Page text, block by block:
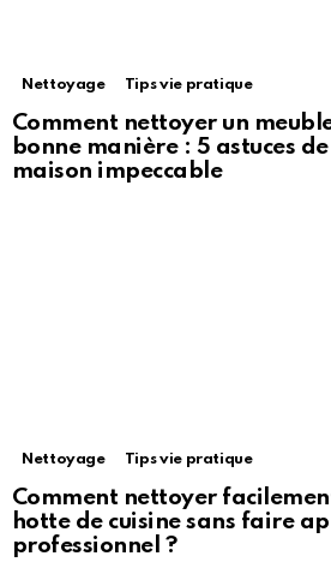
Nettoyage Tips vie pratique
Comment nettoyer un
bonne manière : 5 astuces
maison impeccable
Nettoyage Tips vie pratique
Comment nettoyer
hotte de cuisine sans faire
professionnel ?